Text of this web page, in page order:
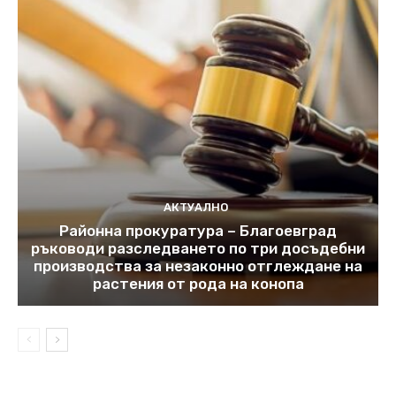
АКТУАЛНО
Районна прокуратура – Благоевград
ръководи разследването по три досъдебни
производства за незаконно отглеждане на
растения от рода на конопа